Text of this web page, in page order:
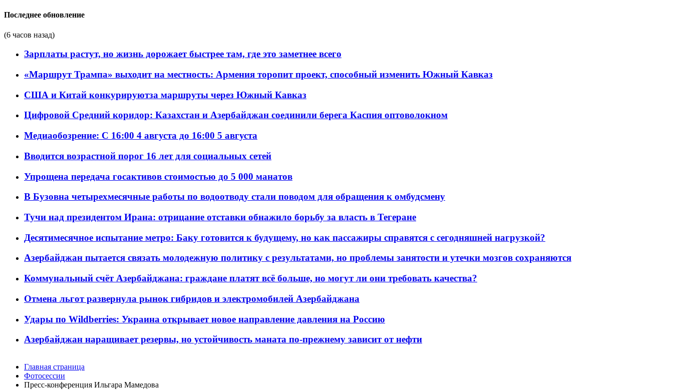
Последнее обновление
(6 часов назад)
Зарплаты растут, но жизнь дорожает быстрее там, где это заметнее всего
«Маршрут Трампа» выходит на местность: Армения торопит проект, способный изменить Южный Кавказ
США и Китай конкурируютза маршруты через Южный Кавказ
Цифровой Средний коридор: Казахстан и Азербайджан соединили берега Каспия оптоволокном
Медиаобозрение: С 16:00 4 августа до 16:00 5 августа
Вводится возрастной порог 16 лет для социальных сетей
Упрощена передача госактивов стоимостью до 5 000 манатов
В Бузовна четырехмесячные работы по водоотводу стали поводом для обращения к омбудсмену
Тучи над президентом Ирана: отрицание отставки обнажило борьбу за власть в Тегеране
Десятимесячное испытание метро: Баку готовится к будущему, но как пассажиры справятся с сегодняшней нагрузкой?
Азербайджан пытается связать молодежную политику с результатами, но проблемы занятости и утечки мозгов сохраняются
Коммунальный счёт Азербайджана: граждане платят всё больше, но могут ли они требовать качества?
Отмена льгот развернула рынок гибридов и электромобилей Азербайджана
Удары по Wildberries: Украина открывает новое направление давления на Россию
Азербайджан наращивает резервы, но устойчивость маната по-прежнему зависит от нефти
Главная страница
Фотосессии
Пресс-конференция Ильгара Мамедова